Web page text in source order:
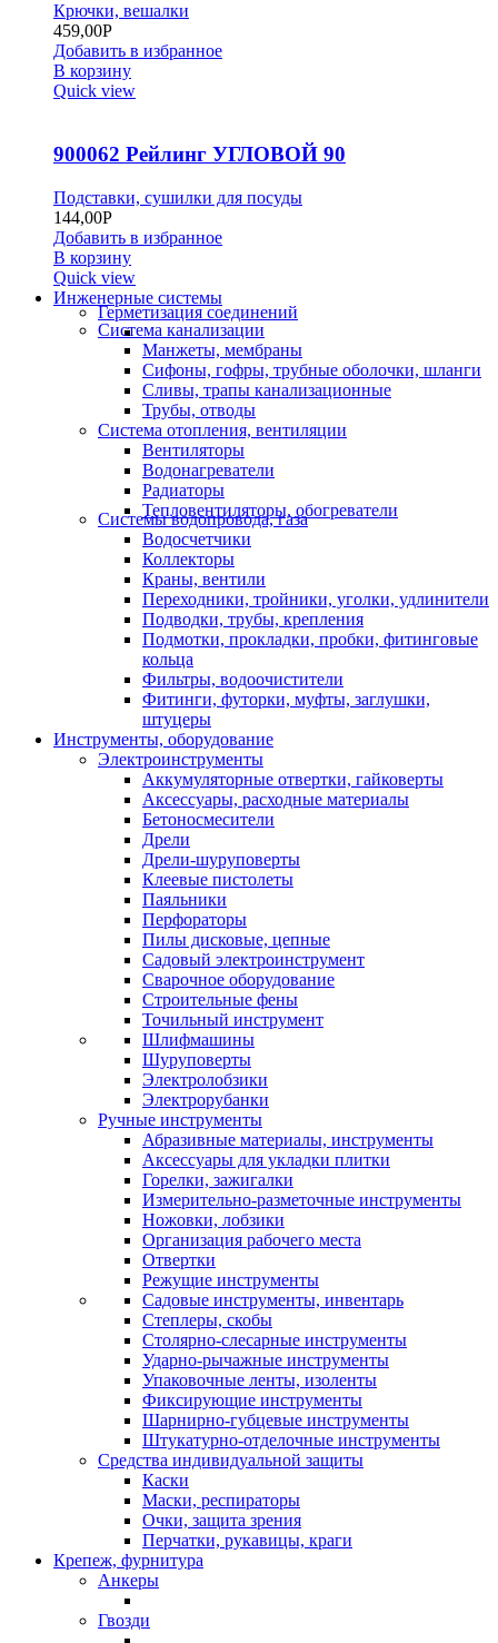
Крючки, вешалки
459,00Р
Добавить в избранное
В корзину
Quick view
900062 Рейлинг УГЛОВОЙ 90
Подставки, сушилки для посуды
144,00Р
Добавить в избранное
В корзину
Quick view
Инженерные системы
Герметизация соединений
Система канализации
Манжеты, мембраны
Сифоны, гофры, трубные оболочки, шланги
Сливы, трапы канализационные
Трубы, отводы
Система отопления, вентиляции
Вентиляторы
Водонагреватели
Радиаторы
Тепловентиляторы, обогреватели
Системы водопровода, газа
Водосчетчики
Коллекторы
Краны, вентили
Переходники, тройники, уголки, удлинители
Подводки, трубы, крепления
Подмотки, прокладки, пробки, фитинговые
кольца
Фильтры, водоочистители
Фитинги, футорки, муфты, заглушки,
штуцеры
Инструменты, оборудование
Электроинструменты
Аккумуляторные отвертки, гайковерты
Аксессуары, расходные материалы
Бетоносмесители
Дрели
Дрели-шуруповерты
Клеевые пистолеты
Паяльники
Перфораторы
Пилы дисковые, цепные
Садовый электроинструмент
Сварочное оборудование
Строительные фены
Точильный инструмент
Шлифмашины
Шуруповерты
Электролобзики
Электрорубанки
Ручные инструменты
Абразивные материалы, инструменты
Аксессуары для укладки плитки
Горелки, зажигалки
Измерительно-разметочные инструменты
Ножовки, лобзики
Организация рабочего места
Отвертки
Режущие инструменты
Садовые инструменты, инвентарь
Степлеры, скобы
Столярно-слесарные инструменты
Ударно-рычажные инструменты
Упаковочные ленты, изоленты
Фиксирующие инструменты
Шарнирно-губцевые инструменты
Штукатурно-отделочные инструменты
Средства индивидуальной защиты
Каски
Маски, респираторы
Очки, защита зрения
Перчатки, рукавицы, краги
Крепеж, фурнитура
Анкеры
Гвозди